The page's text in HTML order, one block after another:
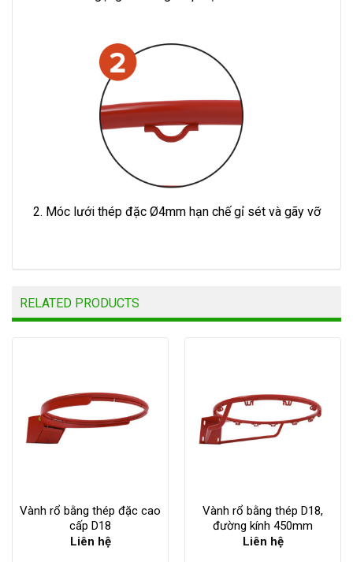
2. Móc lưới thép đặc Ø4mm hạn chế gỉ sét và gãy vỡ
RELATED PRODUCTS
Vành rổ bằng thép đặc cao
cấp D18
Liên hệ
Vành rổ bằng thép D18,
đường kính 450mm
Liên hệ